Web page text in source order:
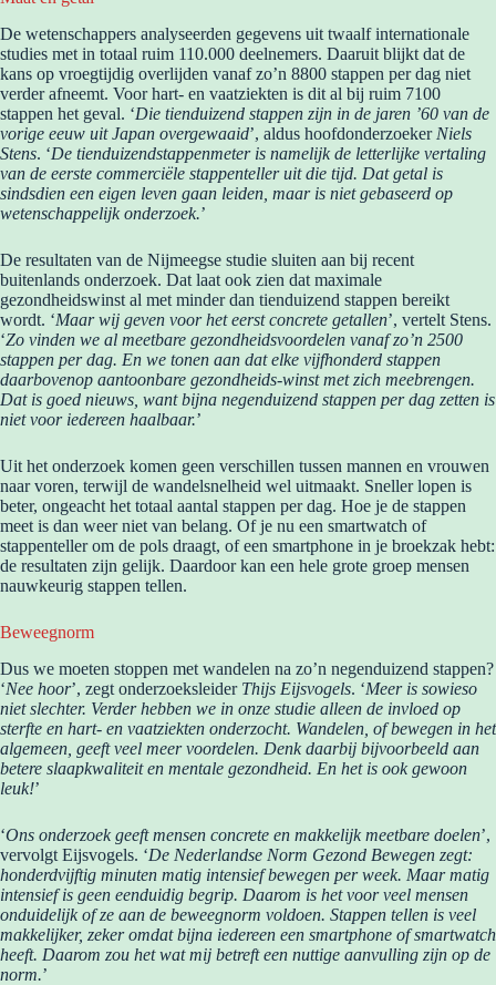
De wetenschappers analyseerden gegevens uit twaalf internationale
studies met in totaal ruim 110.000 deelnemers. Daaruit blijkt dat de
kans op vroegtijdig overlijden vanaf zo’n 8800 stappen per dag niet
verder afneemt. Voor hart- en vaatziekten is dit al bij ruim 7100
stappen het geval. ‘Die tienduizend stappen zijn in de jaren ’60 van de
vorige eeuw uit Japan overgewaaid’, aldus hoofdonderzoeker Niels
Stens. ‘De tienduizendstappenmeter is namelijk de letterlijke vertaling
van de eerste commerciële stappenteller uit die tijd. Dat getal is
sindsdien een eigen leven gaan leiden, maar is niet gebaseerd op
wetenschappelijk onderzoek.’
De resultaten van de Nijmeegse studie sluiten aan bij recent
buitenlands onderzoek. Dat laat ook zien dat maximale
gezondheidswinst al met minder dan tienduizend stappen bereikt
wordt. ‘Maar wij geven voor het eerst concrete getallen’, vertelt Stens.
‘Zo vinden we al meetbare gezondheidsvoordelen vanaf zo’n 2500
stappen per dag. En we tonen aan dat elke vijfhonderd stappen
daarbovenop aantoonbare gezondheids-winst met zich meebrengen.
Dat is goed nieuws, want bijna negenduizend stappen per dag zetten is
niet voor iedereen haalbaar.’
Uit het onderzoek komen geen verschillen tussen mannen en vrouwen
naar voren, terwijl de wandelsnelheid wel uitmaakt. Sneller lopen is
beter, ongeacht het totaal aantal stappen per dag. Hoe je de stappen
meet is dan weer niet van belang. Of je nu een smartwatch of
stappenteller om de pols draagt, of een smartphone in je broekzak hebt:
de resultaten zijn gelijk. Daardoor kan een hele grote groep mensen
nauwkeurig stappen tellen.
Beweegnorm
Dus we moeten stoppen met wandelen na zo’n negenduizend stappen?
‘Nee hoor’, zegt onderzoeksleider Thijs Eijsvogels. ‘Meer is sowieso
niet slechter. Verder hebben we in onze studie alleen de invloed op
sterfte en hart- en vaatziekten onderzocht. Wandelen, of bewegen in het
algemeen, geeft veel meer voordelen. Denk daarbij bijvoorbeeld aan
betere slaapkwaliteit en mentale gezondheid. En het is ook gewoon
leuk!’
‘Ons onderzoek geeft mensen concrete en makkelijk meetbare doelen’,
vervolgt Eijsvogels. ‘De Nederlandse Norm Gezond Bewegen zegt:
honderdvijftig minuten matig intensief bewegen per week. Maar matig
intensief is geen eenduidig begrip. Daarom is het voor veel mensen
onduidelijk of ze aan de beweegnorm voldoen. Stappen tellen is veel
makkelijker, zeker omdat bijna iedereen een smartphone of smartwatch
heeft. Daarom zou het wat mij betreft een nuttige aanvulling zijn op de
norm.’